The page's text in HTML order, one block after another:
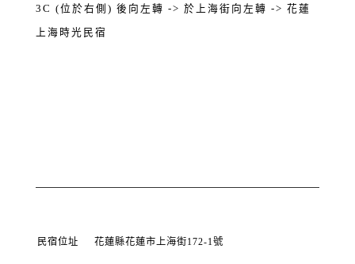
3C (位於右側) 後向左轉 -> 於上海街向左轉 -> 花蓮
上海時光民宿
民宿位址 花蓮縣花蓮市上海街172-1號